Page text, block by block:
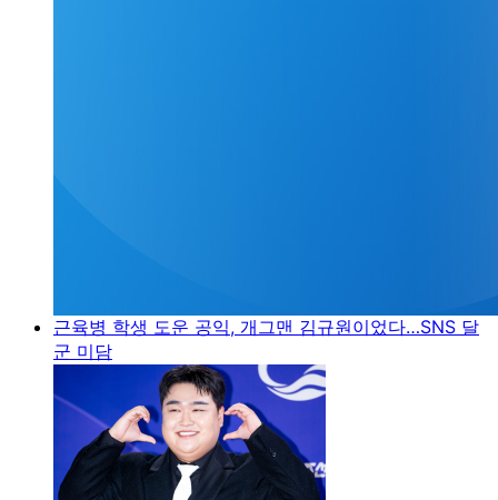
근육병 학생 도운 공익, 개그맨 김규원이었다…SNS 달
군 미담